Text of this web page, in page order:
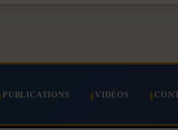
PUBLICATIONS VIDÉOS